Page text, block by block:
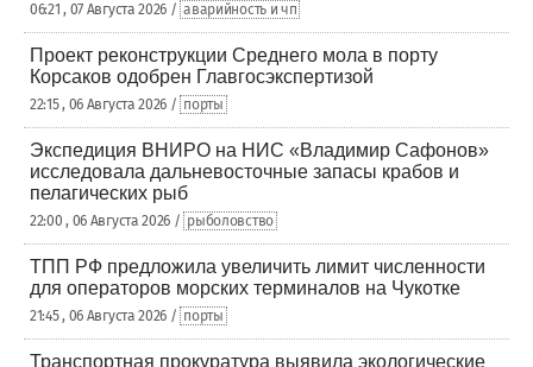
06:21 , 07 Августа 2026 / аварийность и чп
Проект реконструкции Среднего мола в порту
Корсаков одобрен Главгосэкспертизой
22:15 , 06 Августа 2026 / порты
Экспедиция ВНИРО на НИС «Владимир Сафонов»
исследовала дальневосточные запасы крабов и
пелагических рыб
22:00 , 06 Августа 2026 / рыболовство
ТПП РФ предложила увеличить лимит численности
для операторов морских терминалов на Чукотке
21:45 , 06 Августа 2026 / порты
Транспортная прокуратура выявила экологические